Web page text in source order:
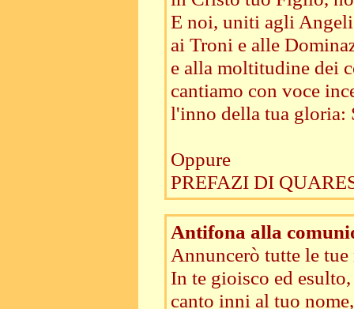
E noi, uniti agli
ai Troni e alle
e alla moltitudine dei
cantiamo con voce
l'inno della tua gloria:
Oppure
PREFAZI DI
Antifona alla
Annuncerò tutte le
In te gioisco ed esulto,
canto inni al tuo